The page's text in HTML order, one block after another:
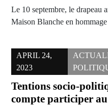
Le 10 septembre, le drapeau
Maison Blanche en
APRIL 24,
2023
Tentions socio-
compte participer